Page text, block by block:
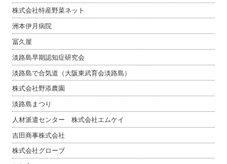
株式会社特産野菜ネット
洲本伊月病院
冨久屋
淡路島早期認知症研究会
淡路島で合気道（大阪東武育会淡路島）
株式会社野添農園
淡路島まつり
人材派遣センター 株式会社エムケイ
吉田商事株式会社
株式会社グローブ